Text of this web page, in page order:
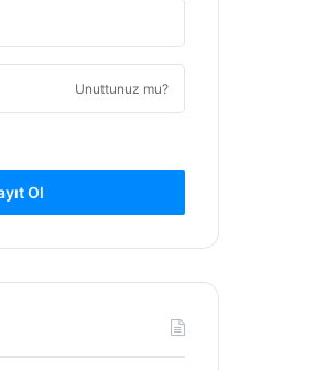
Unuttunuz mu?
Ol